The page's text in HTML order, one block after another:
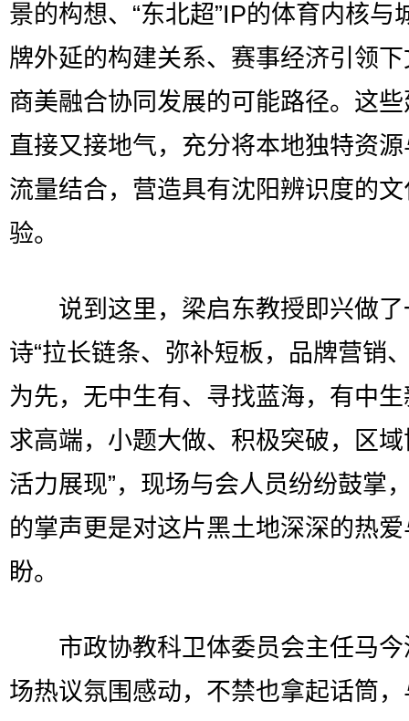
景的构想、“东北超”IP的体育内核与
牌外延的构建关系、赛事经济引领
商美融合协同发展的可能路径。这
直接又接地气，充分将本地独特资
流量结合，营造具有沈阳辨识度的
验。
说到这里，梁启东教授即兴做了
诗“拉长链条、弥补短板，品牌营销
为先，无中生有、寻找蓝海，有中
求高端，小题大做、积极突破，区
活力展现”，现场与会人员纷纷鼓掌
的掌声更是对这片黑土地深深的热
盼。
市政协教科卫体委员会主任马今
场热议氛围感动，不禁也拿起话筒